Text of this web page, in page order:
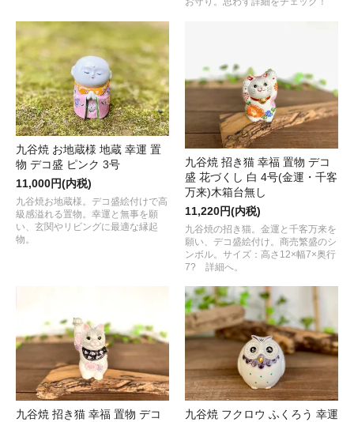
九谷焼 お地蔵様 地蔵 幸運 置
物 デコ盛 ピンク 3号
11,000円(内税)
九谷焼お地蔵様。デコ盛絵付けで高
級感溢れる置物。幸運と無事を願
い、玄関やリビングに最適な縁起
物。
九谷焼 招き猫 幸福 置物 デコ
盛 花づくし 白 4号(金運・千客
万来)木箱台無し
11,220円(内税)
九谷焼の招き猫。金運と千客万来を
願い、デコ盛絵付け。商売繁盛のシ
ンボル。サイズ：高さ12×幅7×奥行
7? 詳細へ。
九谷焼 招き猫 幸福 置物 デコ
九谷焼 フクロウ ふくろう 幸運